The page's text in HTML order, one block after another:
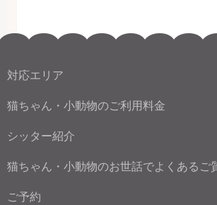
対応エリア
猫ちゃん・小動物のご利用料金
シッター紹介
猫ちゃん・小動物のお世話でよくあるご
ご予約